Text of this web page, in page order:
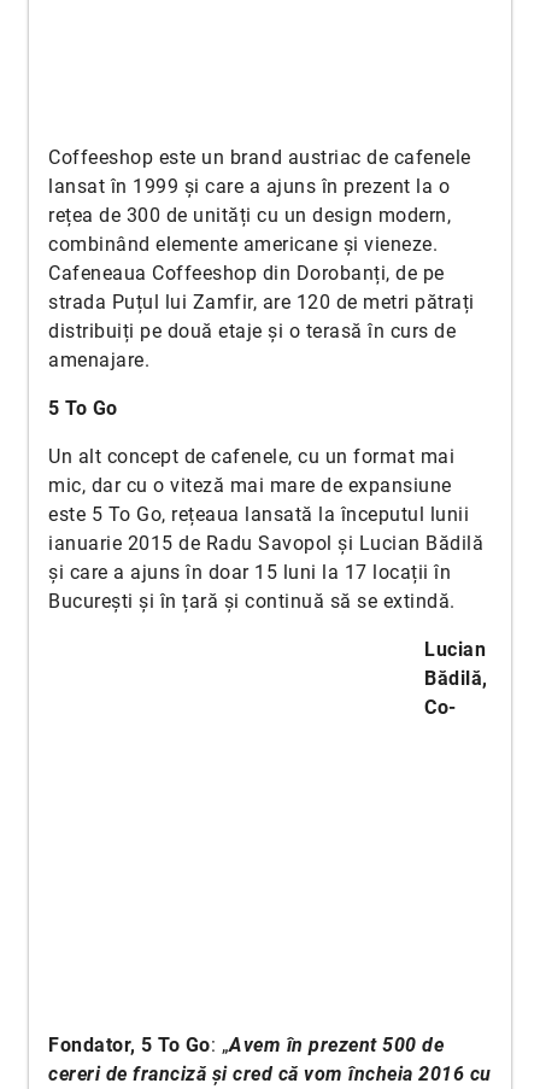
Coffeeshop este un brand austriac de cafenele
lansat în 1999 și care a ajuns în prezent la o
rețea de 300 de unități cu un design modern,
combinând elemente americane și vieneze.
Cafeneaua Coffeeshop din Dorobanți, de pe
strada Puțul lui Zamfir, are 120 de metri pătrați
distribuiți pe două etaje și o terasă în curs de
amenajare.
5 To Go
Un alt concept de cafenele, cu un format mai
mic, dar cu o viteză mai mare de expansiune
este 5 To Go, rețeaua lansată la începutul lunii
ianuarie 2015 de Radu Savopol și Lucian Bădilă
și care a ajuns în doar 15 luni la 17 locații în
București și în țară și continuă să se extindă.
Lucian
Bădilă,
Co-
Fondator, 5 To Go: „Avem în prezent 500 de
cereri de franciză și cred că vom încheia 2016 cu